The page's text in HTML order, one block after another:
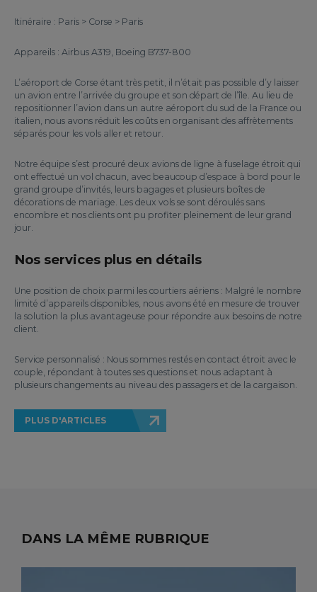
Itinéraire : Paris > Corse > Paris
Appareils : Airbus A319, Boeing B737-800
L’aéroport de Corse étant très petit, il n’était pas possible d’y laisser
un avion entre l’arrivée du groupe et son départ de l’île. Au lieu de
repositionner l’avion dans un autre aéroport du sud de la France ou
italien, nous avons réduit les coûts en organisant des affrètements
séparés pour les vols aller et retour.
Notre équipe s’est procuré deux avions de ligne à fuselage étroit qui
ont effectué un vol chacun, avec beaucoup d’espace à bord pour le
grand groupe d’invités, leurs bagages et plusieurs boîtes de
décorations de mariage. Les deux vols se sont déroulés sans
encombre et nos clients ont pu profiter pleinement de leur grand
jour.
Nos services plus en détails
Une position de choix parmi les courtiers aériens : Malgré le nombre
limité d’appareils disponibles, nous avons été en mesure de trouver
la solution la plus avantageuse pour répondre aux besoins de notre
client.
Service personnalisé : Nous sommes restés en contact étroit avec le
couple, répondant à toutes ses questions et nous adaptant à
plusieurs changements au niveau des passagers et de la cargaison.
PLUS D'ARTICLES
DANS LA MÊME RUBRIQUE